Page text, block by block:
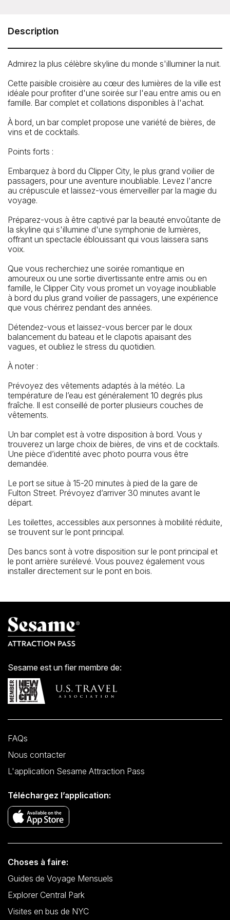
Street, NY, just south of the Brooklyn Bridge.
The Gangway to board the Clipper City is at the end of
Pier 17 at The Seaport.
Bridge. It’s easy to get to the Clipper City at Pier 17 at the
Please allow up to 20 minutes to locate the Clipper City
dock if you are not familiar with the area.
Téléphone: 212-619-6900
La station de métro la plus proche
Fulton St
L'arrêt de bus le plus proche
South St & Peck Slip
Description
Admirez la plus célèbre skyline du monde s'illuminer la nuit.
Cette paisible croisière au cœur des lumières de la ville est
idéale pour profiter d'une soirée sur l'eau entre amis ou en
famille. Bar complet et collations disponibles à l'achat.
À bord, un bar complet propose une variété de bières, de
vins et de cocktails.
Points forts :
Embarquez à bord du Clipper City, le plus grand voilier de
passagers, pour une aventure inoubliable. Levez l'ancre
au crépuscule et laissez-vous émerveiller par la magie du
voyage.
Préparez-vous à être captivé par la beauté envoûtante de
la skyline qui s'illumine d'une symphonie de lumières,
offrant un spectacle éblouissant qui vous laissera sans
voix.
Que vous recherchiez une soirée romantique en
amoureux ou une sortie divertissante entre amis ou en
famille, le Clipper City vous promet un voyage inoubliable
à bord du plus grand voilier de passagers, une expérience
que vous chérirez pendant des années.
Détendez-vous et laissez-vous bercer par le doux
balancement du bateau et le clapotis apaisant des
vagues, et oubliez le stress du quotidien.
À noter :
Prévoyez des vêtements adaptés à la météo. La
température de l’eau est généralement 10 degrés plus
fraîche. Il est conseillé de porter plusieurs couches de
vêtements.
Un bar complet est à votre disposition à bord. Vous y
trouverez un large choix de bières, de vins et de cocktails.
Une pièce d’identité avec photo pourra vous être
demandée.
Le port se situe à 15-20 minutes à pied de la gare de
Fulton Street. Prévoyez d’arriver 30 minutes avant le
départ.
Les toilettes, accessibles aux personnes à mobilité réduite,
se trouvent sur le pont principal.
Des bancs sont à votre disposition sur le pont principal et
le pont arrière surélevé. Vous pouvez également vous
installer directement sur le pont en bois.
Sesame est un fier membre de:
FAQs
Nous contacter
L'application Sesame Attraction Pass
Téléchargez l’application:
Choses à faire:
Guides de Voyage Mensuels
Explorer Central Park
Visites en bus de NYC